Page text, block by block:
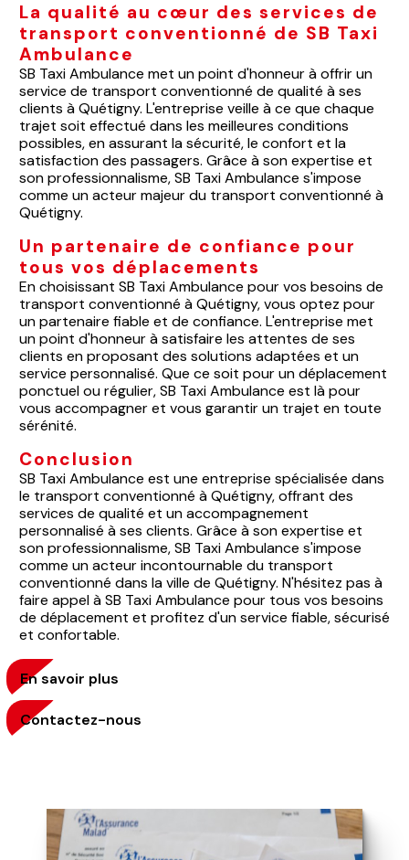
La qualité au cœur des services de
transport conventionné de SB Taxi
Ambulance
SB Taxi Ambulance met un point d'honneur à offrir un
service de transport conventionné de qualité à ses
clients à Quétigny. L'entreprise veille à ce que chaque
trajet soit effectué dans les meilleures conditions
possibles, en assurant la sécurité, le confort et la
satisfaction des passagers. Grâce à son expertise et
son professionnalisme, SB Taxi Ambulance s'impose
comme un acteur majeur du transport conventionné à
Quétigny.
Un partenaire de confiance pour
tous vos déplacements
En choisissant SB Taxi Ambulance pour vos besoins de
transport conventionné à Quétigny, vous optez pour
un partenaire fiable et de confiance. L'entreprise met
un point d'honneur à satisfaire les attentes de ses
clients en proposant des solutions adaptées et un
service personnalisé. Que ce soit pour un déplacement
ponctuel ou régulier, SB Taxi Ambulance est là pour
vous accompagner et vous garantir un trajet en toute
sérénité.
Conclusion
SB Taxi Ambulance est une entreprise spécialisée dans
le transport conventionné à Quétigny, offrant des
services de qualité et un accompagnement
personnalisé à ses clients. Grâce à son expertise et
son professionnalisme, SB Taxi Ambulance s'impose
comme un acteur incontournable du transport
conventionné dans la ville de Quétigny. N'hésitez pas à
faire appel à SB Taxi Ambulance pour tous vos besoins
de déplacement et profitez d'un service fiable, sécurisé
et confortable.
En savoir plus
Contactez-nous